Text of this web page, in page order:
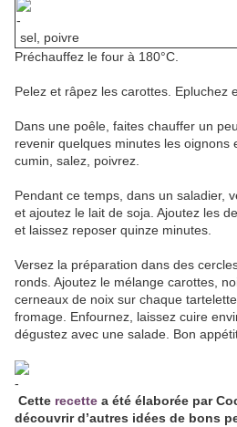
sel, poivre
Préchauffez le four à 180°C.
Pelez et râpez les carottes. Epluchez
Dans une poêle, faites chauffer un
revenir quelques minutes les oignons
cumin, salez, poivrez.
Pendant ce temps, dans un saladier,
et ajoutez le lait de soja. Ajoutez les
et laissez reposer quinze minutes.
Versez la préparation dans des
ronds. Ajoutez le mélange carottes,
cerneaux de noix sur chaque
fromage. Enfournez, laissez cuire
dégustez avec une salade. Bon
Cette recette a été élaborée par
découvrir d’autres idées de bons